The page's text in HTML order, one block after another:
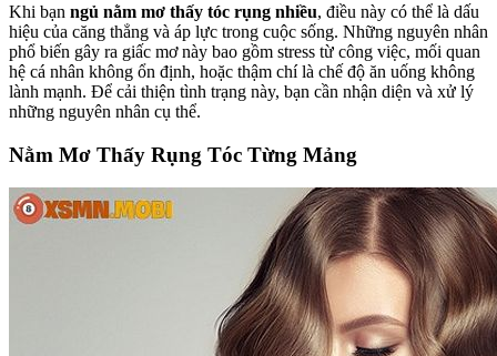
Khi bạn ngủ nằm mơ thấy tóc rụng nhiều, điều này có thể là dấu
hiệu của căng thẳng và áp lực trong cuộc sống. Những nguyên nhân
phổ biến gây ra giấc mơ này bao gồm stress từ công việc, mối quan
hệ cá nhân không ổn định, hoặc thậm chí là chế độ ăn uống không
lành mạnh. Để cải thiện tình trạng này, bạn cần nhận diện và xử lý
những nguyên nhân cụ thể.
Nằm Mơ Thấy Rụng Tóc Từng Mảng